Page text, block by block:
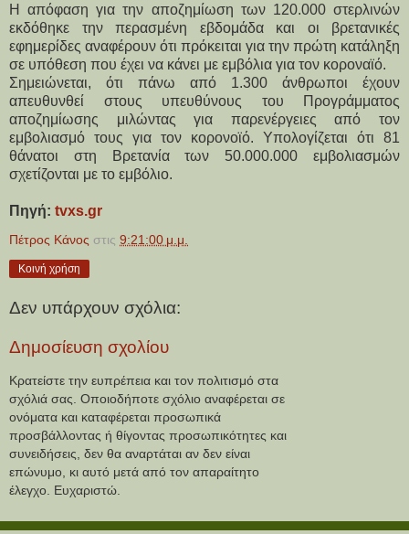
Η απόφαση για την αποζημίωση των 120.000 στερλινών
εκδόθηκε την περασμένη εβδομάδα και οι βρετανικές
εφημερίδες αναφέρουν ότι πρόκειται για την πρώτη κατάληξη
σε υπόθεση που έχει να κάνει με εμβόλια για τον κοροναϊό.
Σημειώνεται, ότι πάνω από 1.300 άνθρωποι έχουν
απευθυνθεί στους υπευθύνους του Προγράμματος
αποζημίωσης μιλώντας για παρενέργειες από τον
εμβολιασμό τους για τον κορονοϊό. Υπολογίζεται ότι 81
θάνατοι στη Βρετανία των 50.000.000 εμβολιασμών
σχετίζονται με το εμβόλιο.
Πηγή: tvxs.gr
Πέτρος Κάνος στις 9:21:00 μ.μ.
Κοινή χρήση
Δεν υπάρχουν σχόλια:
Δημοσίευση σχολίου
Κρατείστε την ευπρέπεια και τον πολιτισμό στα
σχόλιά σας. Οποιοδήποτε σχόλιο αναφέρεται σε
ονόματα και καταφέρεται προσωπικά
προσβάλλοντας ή θίγοντας προσωπικότητες και
συνειδήσεις, δεν θα αναρτάται αν δεν είναι
επώνυμο, κι αυτό μετά από τον απαραίτητο
έλεγχο. Ευχαριστώ.